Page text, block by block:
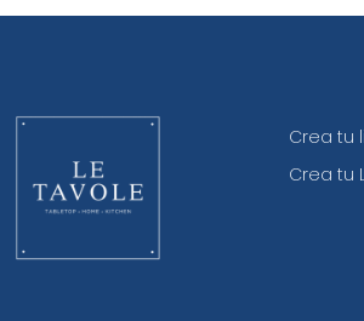
Crea tu
Crea tu